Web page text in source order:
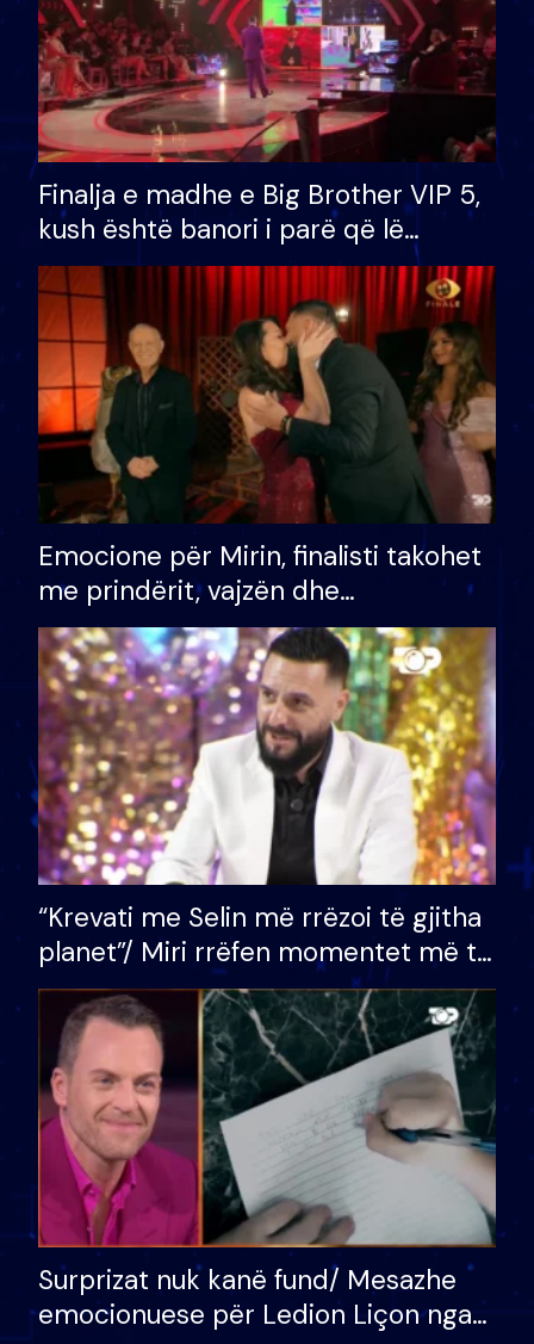
Finalja e madhe e Big Brother VIP 5,
kush është banori i parë që lë
shtëpinë dhe humb mundësinë për
të fituar çmimin e madh
Emocione për Mirin, finalisti takohet
me prindërit, vajzën dhe
bashkëshorten: S’kemi ndonjë letër
divorci apo jo?
“Krevati me Selin më rrëzoi të gjitha
planet”/ Miri rrëfen momentet më të
bukura në shtëpinë e BB VIP: Do më
mungojë zilja e mëngjesit kur…
Surprizat nuk kanë fund/ Mesazhe
emocionuese për Ledion Liçon nga